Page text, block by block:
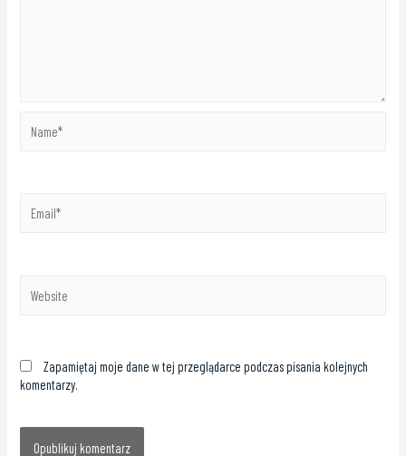
Zapamiętaj moje dane w tej przeglądarce podczas pisania kolejnych
komentarzy.